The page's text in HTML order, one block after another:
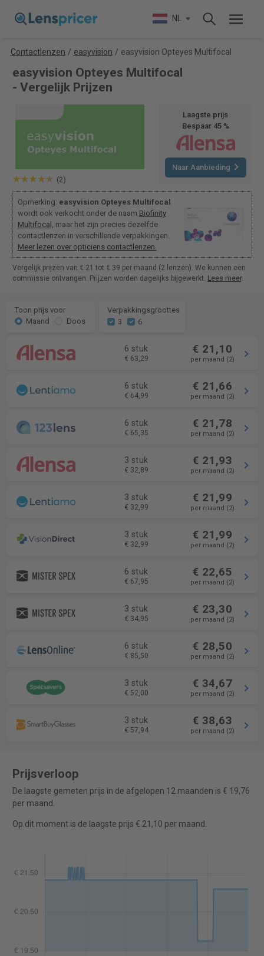
NL
Contactlenzen / easyvision / easyvision Opteyes Multifocal
easyvision Opteyes Multifocal
- Vergelijk Prijzen
(2)
Laagste prijs
Bespaar 45 %
Naar Aanbieding
Opmerking: easyvision Opteyes Multifocal
wordt ook verkocht onder de naam Biofinity
Multifocal , maar het zijn precies dezelfde
contactlenzen in verschillende verpakkingen.
Meer lezen over opticiens contactlenzen.
Vergelijk prijzen van € 21 tot € 39 per maand (2 lenzen). We kunnen een
commissie ontvangen. Prijzen worden dagelijks bijgewerkt. Lees meer.
Toon prijs voor
Maand
Doos
Verpakkingsgroottes
3
6
6 stuk
€ 63,29
€ 21,10
per maand (2)
6 stuk
€ 64,99
€ 21,66
per maand (2)
6 stuk
€ 65,35
€ 21,78
per maand (2)
3 stuk
€ 32,89
€ 21,93
per maand (2)
3 stuk
€ 32,99
€ 21,99
per maand (2)
3 stuk
€ 32,99
€ 21,99
per maand (2)
6 stuk
€ 67,95
€ 22,65
per maand (2)
3 stuk
€ 34,95
€ 23,30
per maand (2)
6 stuk
€ 85,50
€ 28,50
per maand (2)
3 stuk
€ 52,00
€ 34,67
per maand (2)
3 stuk
€ 57,94
€ 38,63
per maand (2)
Prijsverloop
De laagste gemeten prijs in de afgelopen 12 maanden is € 19,76
per maand.
Op dit moment is de laagste prijs € 21,10 per maand.